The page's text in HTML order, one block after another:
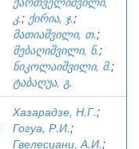
კ.; ქირია, ჯ.;
მათიაშვილი, თ.;
მებაღიშვილი, ნ.;
ნიკოლაიშვილი, მ.;
ტაბაღუა, გ.
Хазарадзе, Н.Г.;
Гогуа, Р.И.;
Гвелесиани, А.И.;